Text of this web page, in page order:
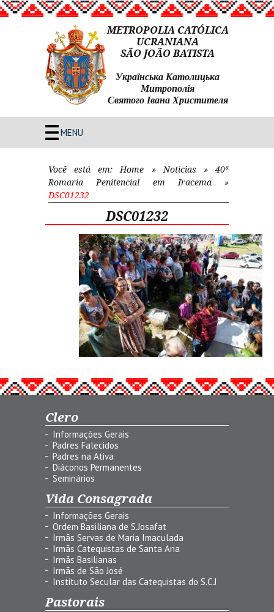
METROPOLIA CATÓLICA
UCRANIANA
SÃO JOÃO BATISTA
Українська Католицька
Митрополія
Святого Івана Христителя
MENU
Você está em: Home » Noticias »40ª
Romaria Penitencial em Iracema»
DSC01232
DSC01232
Clero
Informações Gerais
Padres Falecidos
Padres na Ativa
Diáconos Permanentes
Seminários
Vida Consagrada
Informações Gerais
Ordem Basiliana de S.Josafat
Irmãs Servas de Maria Imaculada
Irmãs Catequistas de Santa Ana
Irmãs Basilianas
Irmãs de São José
Instituto Secular das Catequistas do S.C.J
Pastorais